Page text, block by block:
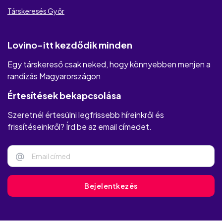
Társkeresés Győr
Lovino-itt kezdődik minden
Egy társkereső csak neked, hogy könnyebben menjen a
randizás Magyarországon
Értesítések bekapcsolása
Szeretnél értesülni legfrissebb híreinkről és
frissítéseinkről? Írd be az email címedet.
@
Bejelentkezés